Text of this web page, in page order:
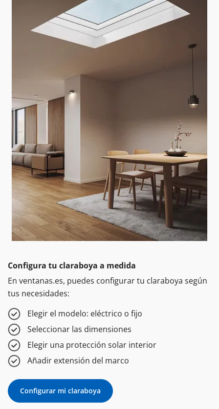
Configura tu claraboya a medida
En ventanas.es, puedes configurar tu claraboya según
tus necesidades:
Elegir el modelo: eléctrico o fijo
Seleccionar las dimensiones
Elegir una protección solar interior
Añadir extensión del marco
Configurar mi claraboya